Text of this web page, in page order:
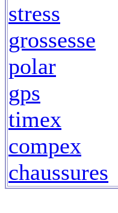
stress
grossesse
polar
gps
timex
compex
chaussures